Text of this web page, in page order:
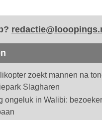
zoekt mannen na
Slagharen
ongeluk in Walibi: